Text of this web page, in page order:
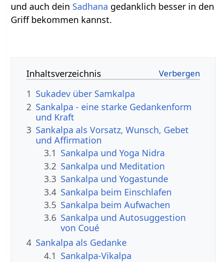
und auch dein Sadhana gedanklich besser in den
Griff bekommen kannst.
Inhaltsverzeichnis
1 Sukadev über Samkalpa
2 Sankalpa - eine starke Gedankenform
und Kraft
3 Sankalpa als Vorsatz, Wunsch, Gebet
und Affirmation
3.1 Sankalpa und Yoga Nidra
3.2 Sankalpa und Meditation
3.3 Sankalpa und Yogastunde
3.4 Sankalpa beim Einschlafen
3.5 Sankalpa beim Aufwachen
3.6 Sankalpa und Autosuggestion
von Coué
4 Sankalpa als Gedanke
4.1 Sankalpa-Vikalpa